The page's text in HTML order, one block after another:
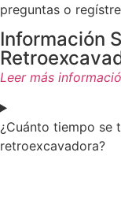
preguntas o
Información
Leer más
¿Cuánto tiempo se
retroexcavadora?